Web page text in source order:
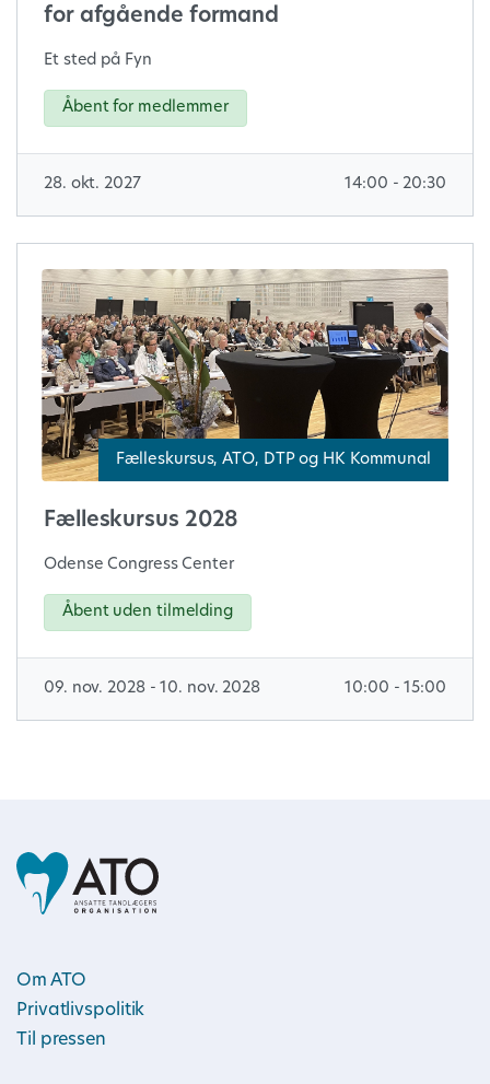
for afgående formand
Et sted på Fyn
Åbent for medlemmer
28. okt. 2027 14:00 - 20:30
Fælleskursus, ATO, DTP og HK Kommunal
Fælleskursus 2028
Odense Congress Center
Åbent uden tilmelding
09. nov. 2028 - 10. nov. 2028 10:00 - 15:00
Om ATO
Privatlivspolitik
Til pressen